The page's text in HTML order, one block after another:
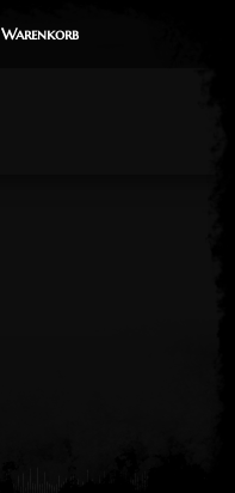
Warenkorb
Warenkorb